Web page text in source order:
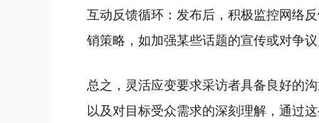
互动反馈循环：发布后，积极监控网络
销策略，如加强某些话题的宣传或对争
总之，灵活应变要求采访者具备良好的
以及对目标受众需求的深刻理解，通过